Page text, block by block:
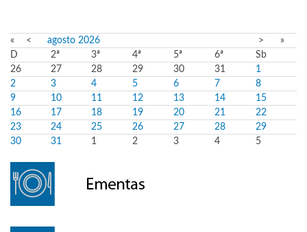
« < agosto 2026 >
»
D
2ª 3ª 4ª 5ª 6ª
Sb
26
27 28 29 30 31
1
2
3 4 5 6 7
8
9
10 11 12 13 14
15
16
17 18 19 20 21
22
23
24 25 26 27 28
29
30
31 1 2 3 4 5